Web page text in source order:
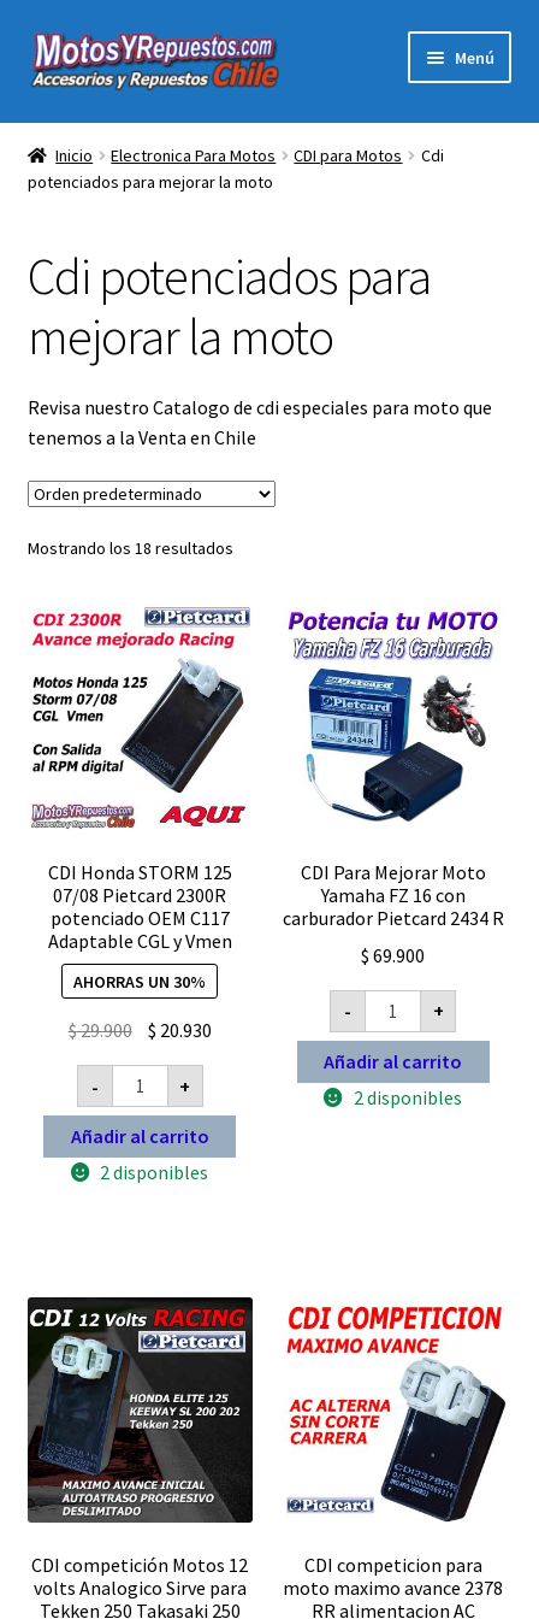
Ir
a
Ir
al
Menú
Acc y Rep Motocross Enduro
Electronica Para Motos
Filtros para Motos
Ropa para Motociclistas
Tienda Física Motosyrepuestos
menú
hijo
Inicio Electronica Para Motos CDI para Motos
Cdi
potenciados para mejorar la moto
Cdi potenciados para
mejorar la moto
Revisa nuestro Catalogo de cdi especiales para moto que
tenemos a la Venta en Chile
Mostrando los 18 resultados
CDI Honda STORM 125
07/08 Pietcard 2300R
potenciado OEM C117
Adaptable CGL y Vmen
AHORRAS UN 30%
$29.900 El
precio
original
era:
$ 29.900.
$ 20.930El
es:
-
CDI
Honda
STORM
125
07/08
Pietcard
2300R
y
Vmen
cantidad
+
Añadir al carrito
2 disponibles
CDI Para Mejorar Moto
Yamaha FZ 16 con
carburador Pietcard 2434 R
$ 69.900
-
CDI
Para
Mejorar
Moto
Yamaha
FZ
+
Añadir al carrito
2 disponibles
CDI competición Motos 12
volts Analogico Sirve para
Tekken 250 Takasaki 250
CDI competicion para
moto maximo avance 2378
RR alimentacion AC